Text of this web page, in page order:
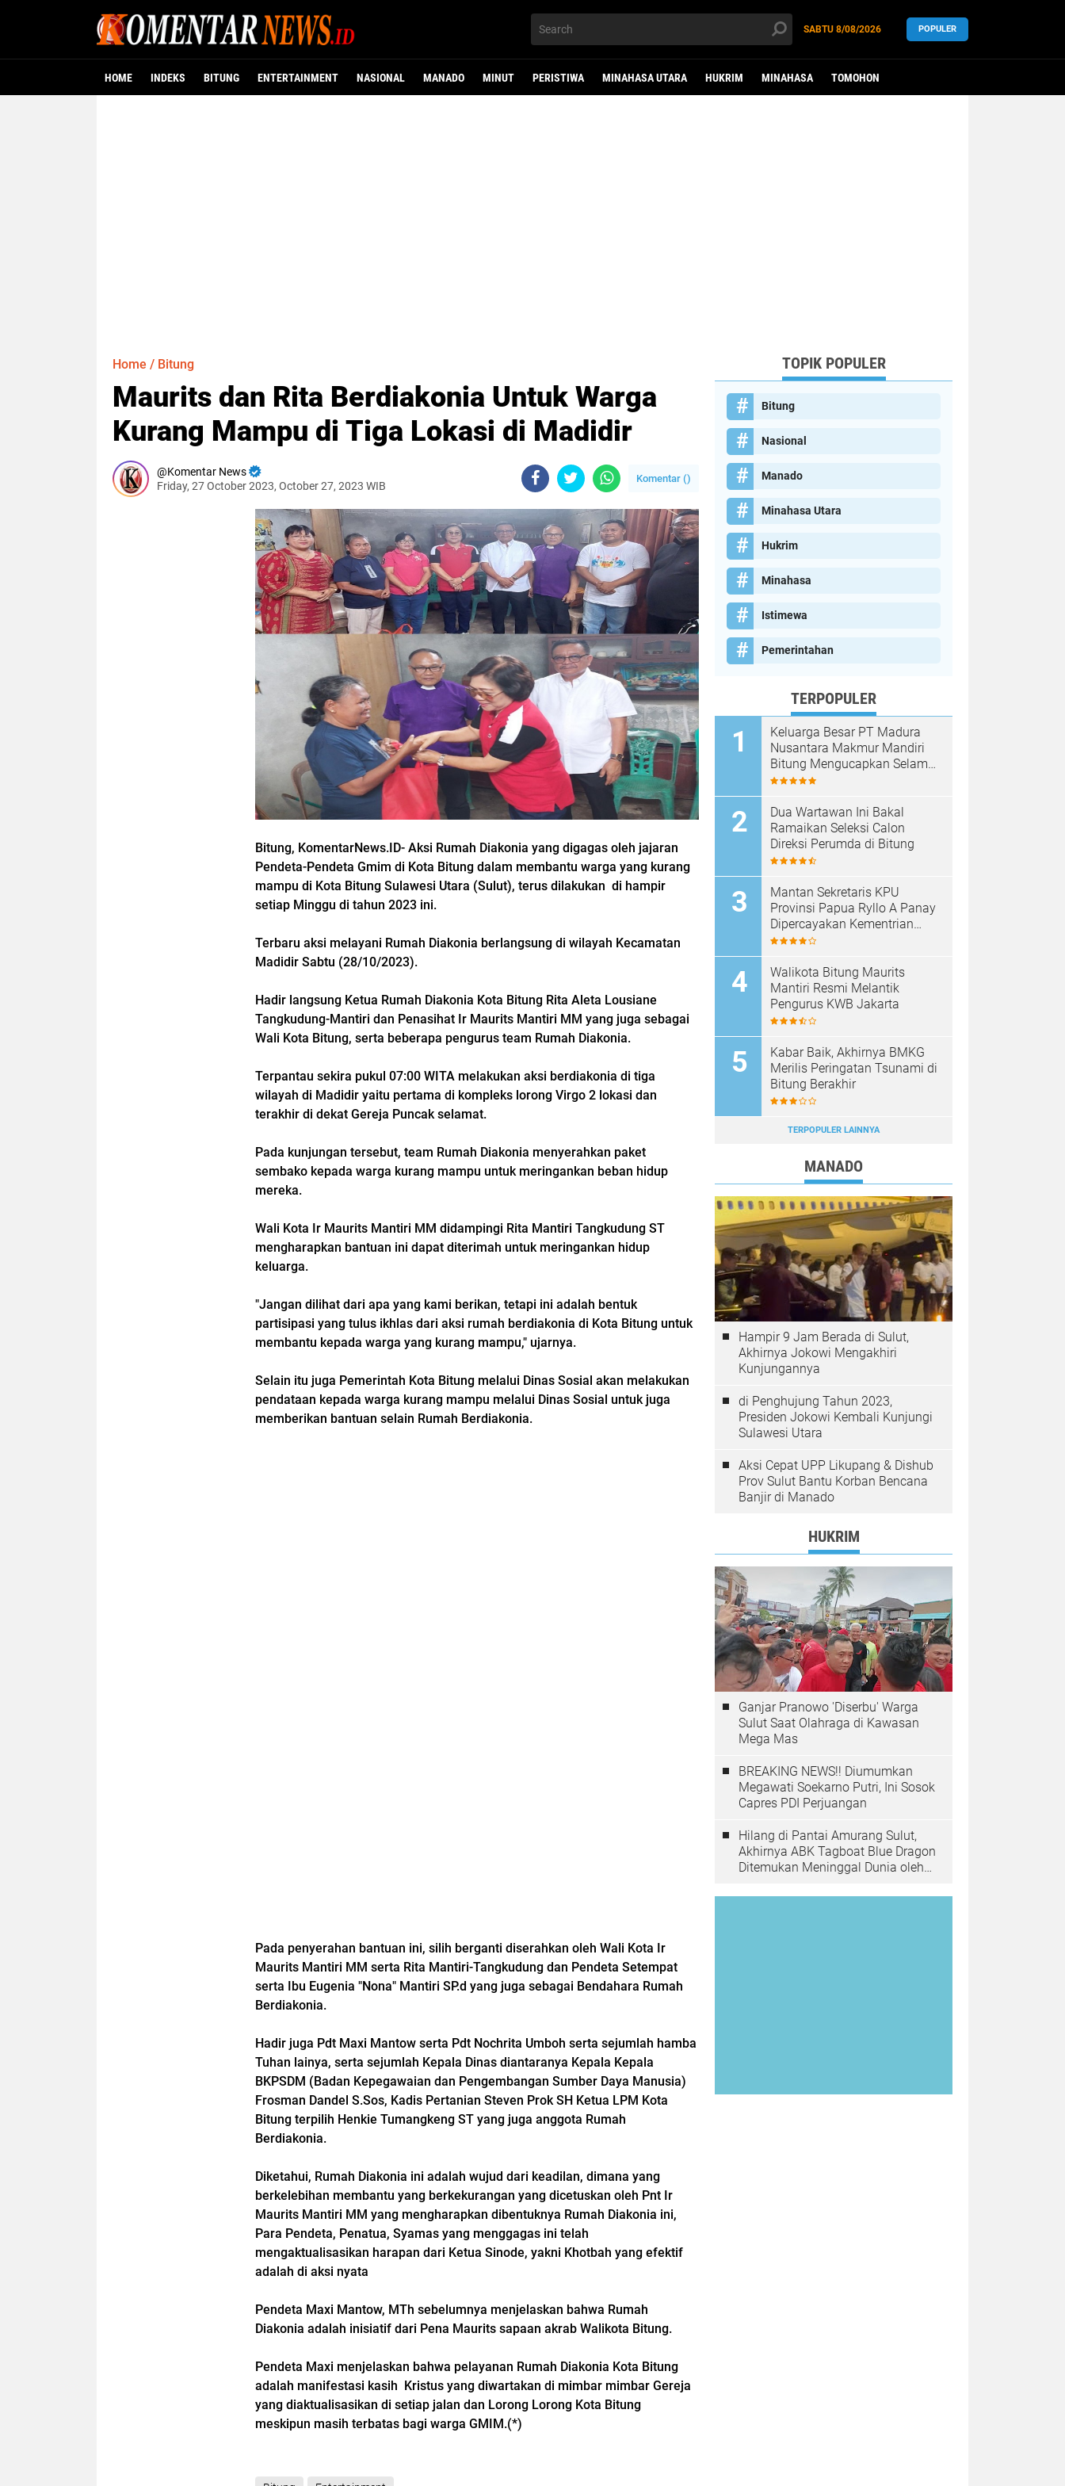
SABTU 8/08/2026 POPULER
HOME INDEKS BITUNG ENTERTAINMENT NASIONAL MANADO MINUT PERISTIWA MINAHASA UTARA HUKRIM MINAHASA TOMOHON
Home / Bitung
Maurits dan Rita Berdiakonia Untuk Warga
Kurang Mampu di Tiga Lokasi di Madidir
Komentar News
Friday, 27 October 2023, October 27, 2023 WIB
Komentar ()
Bitung, KomentarNews.ID- Aksi Rumah Diakonia yang digagas oleh jajaran
Pendeta-Pendeta Gmim di Kota Bitung dalam membantu warga yang kurang
mampu di Kota Bitung Sulawesi Utara (Sulut), terus dilakukan di hampir
setiap Minggu di tahun 2023 ini.
Terbaru aksi melayani Rumah Diakonia berlangsung di wilayah Kecamatan
Madidir Sabtu (28/10/2023).
Hadir langsung Ketua Rumah Diakonia Kota Bitung Rita Aleta Lousiane
Tangkudung-Mantiri dan Penasihat Ir Maurits Mantiri MM yang juga sebagai
Wali Kota Bitung, serta beberapa pengurus team Rumah Diakonia.
Terpantau sekira pukul 07:00 WITA melakukan aksi berdiakonia di tiga
wilayah di Madidir yaitu pertama di kompleks lorong Virgo 2 lokasi dan
terakhir di dekat Gereja Puncak selamat.
Pada kunjungan tersebut, team Rumah Diakonia menyerahkan paket
sembako kepada warga kurang mampu untuk meringankan beban hidup
mereka.
Wali Kota Ir Maurits Mantiri MM didampingi Rita Mantiri Tangkudung ST
mengharapkan bantuan ini dapat diterimah untuk meringankan hidup
keluarga.
"Jangan dilihat dari apa yang kami berikan, tetapi ini adalah bentuk
partisipasi yang tulus ikhlas dari aksi rumah berdiakonia di Kota Bitung untuk
membantu kepada warga yang kurang mampu," ujarnya.
Selain itu juga Pemerintah Kota Bitung melalui Dinas Sosial akan melakukan
pendataan kepada warga kurang mampu melalui Dinas Sosial untuk juga
memberikan bantuan selain Rumah Berdiakonia.
Pada penyerahan bantuan ini, silih berganti diserahkan oleh Wali Kota Ir
Maurits Mantiri MM serta Rita Mantiri-Tangkudung dan Pendeta Setempat
serta Ibu Eugenia "Nona" Mantiri SP.d yang juga sebagai Bendahara Rumah
Berdiakonia.
Hadir juga Pdt Maxi Mantow serta Pdt Nochrita Umboh serta sejumlah hamba
Tuhan lainya, serta sejumlah Kepala Dinas diantaranya Kepala Kepala
BKPSDM (Badan Kepegawaian dan Pengembangan Sumber Daya Manusia)
Frosman Dandel S.Sos, Kadis Pertanian Steven Prok SH Ketua LPM Kota
Bitung terpilih Henkie Tumangkeng ST yang juga anggota Rumah
Berdiakonia.
Diketahui, Rumah Diakonia ini adalah wujud dari keadilan, dimana yang
berkelebihan membantu yang berkekurangan yang dicetuskan oleh Pnt Ir
Maurits Mantiri MM yang mengharapkan dibentuknya Rumah Diakonia ini,
Para Pendeta, Penatua, Syamas yang menggagas ini telah
mengaktualisasikan harapan dari Ketua Sinode, yakni Khotbah yang efektif
adalah di aksi nyata
Pendeta Maxi Mantow, MTh sebelumnya menjelaskan bahwa Rumah
Diakonia adalah inisiatif dari Pena Maurits sapaan akrab Walikota Bitung.
Pendeta Maxi menjelaskan bahwa pelayanan Rumah Diakonia Kota Bitung
adalah manifestasi kasih Kristus yang diwartakan di mimbar mimbar Gereja
yang diaktualisasikan di setiap jalan dan Lorong Lorong Kota Bitung
meskipun masih terbatas bagi warga GMIM.(*)
TOPIK POPULER
Bitung
Nasional
Manado
Minahasa Utara
Hukrim
Minahasa
Istimewa
Pemerintahan
TERPOPULER
Keluarga Besar PT Madura
Nusantara Makmur Mandiri
Bitung Mengucapkan Selamat
HUT Bhayangkara ke-80
Dua Wartawan Ini Bakal
Ramaikan Seleksi Calon
Direksi Perumda di Bitung
Mantan Sekretaris KPU
Provinsi Papua Ryllo A Panay
Dipercayakan Kementrian
ESDM RI Menjabat Direktur
Bukti
Walikota Bitung Maurits
Mantiri Resmi Melantik
Pengurus KWB Jakarta
Kabar Baik, Akhirnya BMKG
Merilis Peringatan Tsunami di
Bitung Berakhir
TERPOPULER LAINNYA
MANADO
Hampir 9 Jam Berada di Sulut,
Akhirnya Jokowi Mengakhiri
Kunjungannya
di Penghujung Tahun 2023,
Presiden Jokowi Kembali Kunjungi
Sulawesi Utara
Aksi Cepat UPP Likupang & Dishub
Prov Sulut Bantu Korban Bencana
Banjir di Manado
HUKRIM
Ganjar Pranowo 'Diserbu' Warga
Sulut Saat Olahraga di Kawasan
Mega Mas
BREAKING NEWS!! Diumumkan
Megawati Soekarno Putri, Ini Sosok
Capres PDI Perjuangan
Hilang di Pantai Amurang Sulut,
Akhirnya ABK Tagboat Blue Dragon
Ditemukan Meninggal Dunia oleh